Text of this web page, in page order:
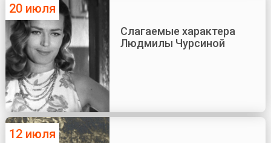
20 июля
Слагаемые характера
Людмилы Чурсиной
12 июля